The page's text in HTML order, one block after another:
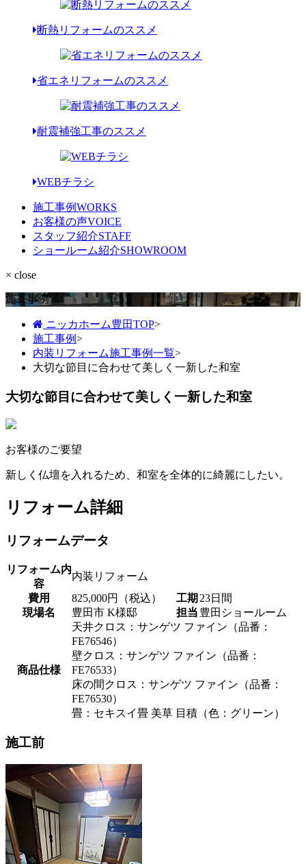
断熱リフォームのススメ
省エネリフォームのススメ
耐震補強工事のススメ
WEBチラシ
施工事例WORKS
お客様の声VOICE
スタッフ紹介STAFF
ショールーム紹介SHOWROOM
× close
施工事例
ニッカホーム豊田TOP>
施工事例>
内装リフォーム施工事例一覧>
大切な節目に合わせて美しく一新した和室
大切な節目に合わせて美しく一新した和室
お客様のご要望
新しく仏壇を入れるため、和室を全体的に綺麗にしたい。
リフォーム詳細
リフォームデータ
リフォーム内
容
内装リフォーム
費用
825,000円（税込） 工期 23日間
現場名
豊田市 K様邸 担当 豊田ショールーム
商品仕様
天井クロス：サンゲツ ファイン（品番：
FE76546）
壁クロス：サンゲツ ファイン（品番：
FE76533）
床の間クロス：サンゲツ ファイン（品番：
FE76530）
畳：セキスイ畳 美草 目積（色：グリーン）
施工前